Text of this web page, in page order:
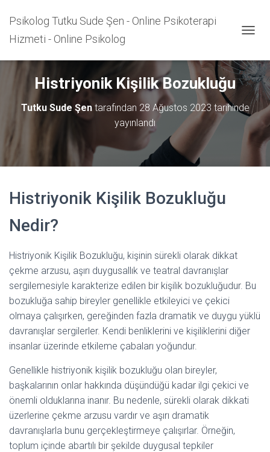
Psikolog Tutku Sude Şen - Online Psikoterapi
Hizmeti - Online Psikolog
N
Ü
Y
A
Ç
/
P
Histriyonik Kişilik Bozukluğu
Tutku Sude Şentarafından 28 Ağustos 2023 tarihinde
yayınlandı
Histriyonik Kişilik Bozukluğu
Nedir?
Histriyonik Kişilik Bozukluğu, kişinin sürekli olarak dikkat
çekme arzusu, aşırı duygusallık ve teatral davranışlar
sergilemesiyle karakterize edilen bir kişilik bozukluğudur. Bu
bozukluğa sahip bireyler genellikle etkileyici ve çekici
olmaya çalışırken, gereğinden fazla dramatik ve duygu yüklü
davranışlar sergilerler. Kendi benliklerini ve kişiliklerini diğer
insanlar üzerinde etkileme çabaları yoğundur.
Genellikle histriyonik kişilik bozukluğu olan bireyler,
başkalarının onlar hakkında düşündüğü kadar ilgi çekici ve
önemli olduklarına inanır. Bu nedenle, sürekli olarak dikkati
üzerlerine çekme arzusu vardır ve aşırı dramatik
davranışlarla bunu gerçekleştirmeye çalışırlar. Örneğin,
toplum içinde abartılı bir şekilde duygusal tepkiler